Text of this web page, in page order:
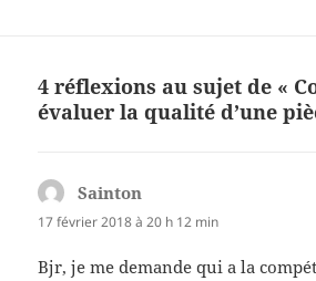
4 réflexions au sujet de «
évaluer la qualité d’une
Sainton
17 février 2018 à 20 h 12 min
Bjr, je me demande qui a la